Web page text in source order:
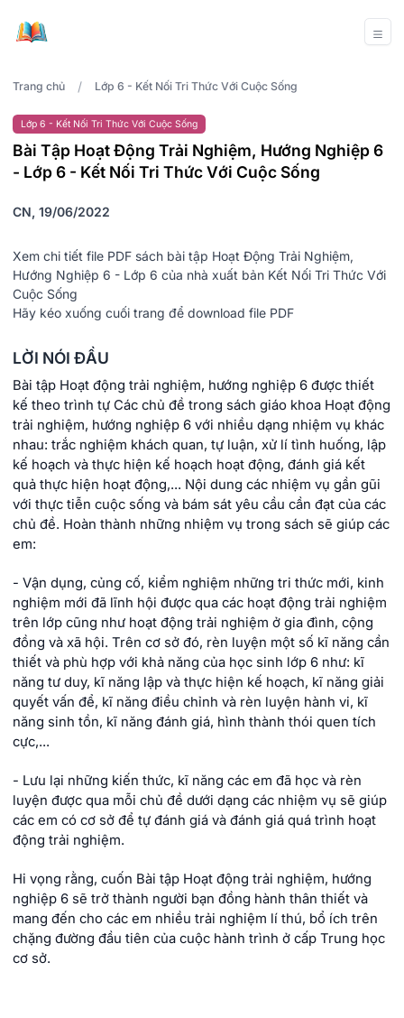
Trang chủ / Lớp 6 - Kết Nối Tri Thức Với Cuộc Sống
Lớp 6 - Kết Nối Tri Thức Với Cuộc Sống
Bài Tập Hoạt Động Trải Nghiệm, Hướng Nghiệp 6
- Lớp 6 - Kết Nối Tri Thức Với Cuộc Sống
CN, 19/06/2022
Xem chi tiết file PDF sách bài tập Hoạt Động Trải Nghiệm,
Hướng Nghiệp 6 - Lớp 6 của nhà xuất bản Kết Nối Tri Thức Với
Cuộc Sống
Hãy kéo xuống cuối trang để download file PDF
LỜI NÓI ĐẦU
Bài tập Hoạt động trải nghiệm, hướng nghiệp 6 được thiết
kế theo trình tự Các chủ đề trong sách giáo khoa Hoạt động
trải nghiệm, hướng nghiệp 6 với nhiều dạng nhiệm vụ khác
nhau: trắc nghiệm khách quan, tự luận, xử lí tình huống, lập
kế hoạch và thực hiện kế hoạch hoạt động, đánh giá kết
quả thực hiện hoạt động,... Nội dung các nhiệm vụ gần gũi
với thực tiễn cuộc sống và bám sát yêu cầu cần đạt của các
chủ đề. Hoàn thành những nhiệm vụ trong sách sẽ giúp các
em:
- Vận dụng, củng cố, kiểm nghiệm những tri thức mới, kinh
nghiệm mới đã lĩnh hội được qua các hoạt động trải nghiệm
trên lớp cũng như hoạt động trải nghiệm ở gia đình, cộng
đồng và xã hội. Trên cơ sở đó, rèn luyện một số kĩ năng cần
thiết và phù hợp với khả năng của học sinh lớp 6 như: kĩ
năng tư duy, kĩ năng lập và thực hiện kế hoạch, kĩ năng giải
quyết vấn để, kĩ năng điều chỉnh và rèn luyện hành vi, kĩ
năng sinh tồn, kĩ năng đánh giá, hình thành thói quen tích
cực,...
- Lưu lại những kiến thức, kĩ năng các em đã học và rèn
luyện được qua mỗi chủ đề dưới dạng các nhiệm vụ sẽ giúp
các em có cơ sở để tự đánh giá và đánh giá quá trình hoạt
động trải nghiệm.
Hi vọng rằng, cuốn Bài tập Hoạt động trải nghiệm, hướng
nghiệp 6 sẽ trở thành người bạn đồng hành thân thiết và
mang đến cho các em nhiều trải nghiệm lí thú, bổ ích trên
chặng đường đầu tiên của cuộc hành trình ở cấp Trung học
cơ sở.